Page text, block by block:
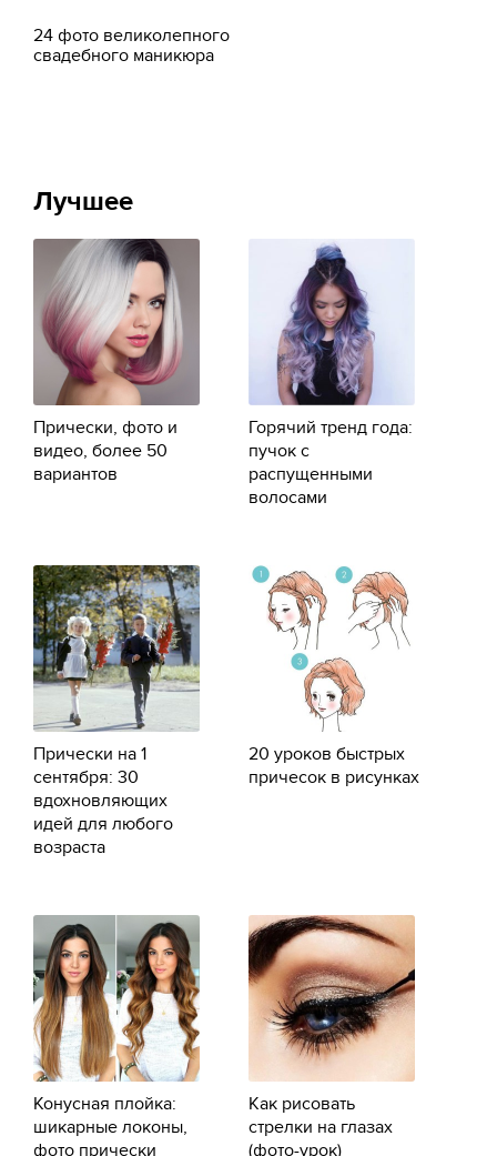
24 фото великолепного
свадебного маникюра
Лучшее
Прически, фото и
видео, более 50
вариантов
Горячий тренд года:
пучок с
распущенными
волосами
Прически на 1
сентября: 30
вдохновляющих
идей для любого
возраста
20 уроков быстрых
причесок в рисунках
Конусная плойка:
шикарные локоны,
фото прически
Как рисовать
стрелки на глазах
(фото-урок)